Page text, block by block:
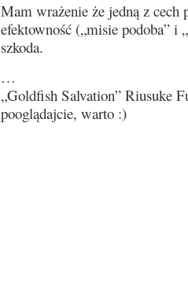
Mam wrażenie że jedną z cech
efektowność („misie podoba” i
szkoda.
…
„Goldfish Salvation” Riusuke
pooglądajcie, warto :)